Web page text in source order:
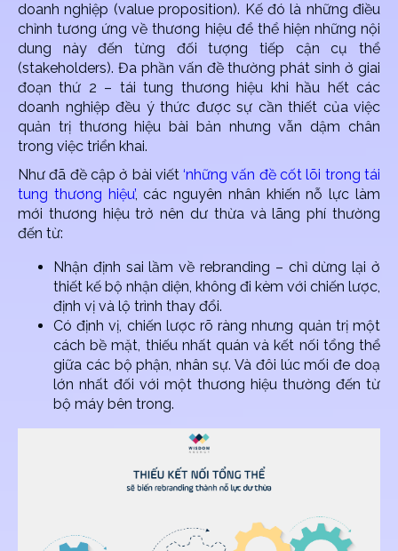
doanh nghiệp (value proposition). Kế đó là những điều
chỉnh tương ứng về thương hiệu để thể hiện những nội
dung này đến từng đối tượng tiếp cận cụ thể
(stakeholders). Đa phần vấn đề thường phát sinh ở giai
đoạn thứ 2 – tái tung thương hiệu khi hầu hết các
doanh nghiệp đều ý thức được sự cần thiết của việc
quản trị thương hiệu bài bản nhưng vẫn dậm chân
trong việc triển khai.
Như đã đề cập ở bài viết‘những vấn đề cốt lõi trong tái
tung thương hiệu’, các nguyên nhân khiến nỗ lực làm
mới thương hiệu trở nên dư thừa và lãng phí thường
đến từ:
Nhận định sai lầm về rebranding – chỉ dừng lại ở
thiết kế bộ nhận diện, không đi kèm với chiến lược,
định vị và lộ trình thay đổi.
Có định vị, chiến lược rõ ràng nhưng quản trị một
cách bề mặt, thiếu nhất quán và kết nối tổng thể
giữa các bộ phận, nhân sự. Và đôi lúc mối đe doạ
lớn nhất đối với một thương hiệu thường đến từ
bộ máy bên trong.